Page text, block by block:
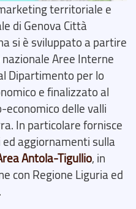
territoriale e
di Genova Città
si è sviluppato a partire
Aree Interne
Dipartimento per lo
e finalizzato al
economico delle valli
In particolare fornisce
aggiornamenti sulla
Antola-Tigullio, in
con Regione Liguria ed